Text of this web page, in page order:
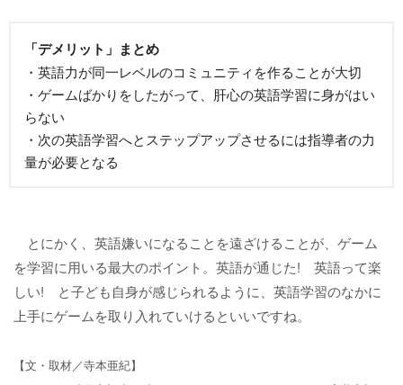
「デメリット」まとめ
・英語力が同一レベルのコミュニティを作ることが大切
・ゲームばかりをしたがって、肝心の英語学習に身がはい
らない
・次の英語学習へとステップアップさせるには指導者の力
量が必要となる
とにかく、英語嫌いになることを遠ざけることが、ゲーム
を学習に用いる最大のポイント。英語が通じた! 英語って楽
しい! と子ども自身が感じられるように、英語学習のなかに
上手にゲームを取り入れていけるといいですね。
【文・取材／寺本亜紀】